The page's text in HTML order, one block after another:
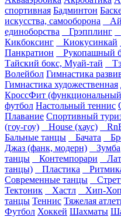
спортивная Бадминтон
искусства, самооборона
единоборства
Грэпплинг
Кикбоксинг
Киокусинкай
Панкратион
Рукопашный
Тайский бокс, Муай-тай
Волейбол Гимнастика
Гимнастика художественная
КроссФит
футбол Настольный теннис
Плавание Спортивный
(гоу-гоу)
House (хаус)
Бальные танцы
Бачата
Джаз (фанк, модерн)
Зумба
танцы
Контемпорари
танцы)
Пластика
Современные танцы
Тектоник
Хастл Хип-Хоп
танцы Теннис Тяжелая
Футбол Хоккей Шахматы